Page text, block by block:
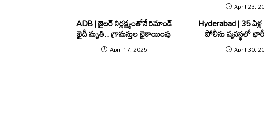
April 23,
ADB | జైలర్ నిర్లక్ష్యంతోనే రిమాండ్
ఖైదీ మృతి.. గ్రామస్తుల భైఠాయింపు
April 17, 2025
Hyderabad | 35
పోలీసు వ్యవస్థలో
April 30,